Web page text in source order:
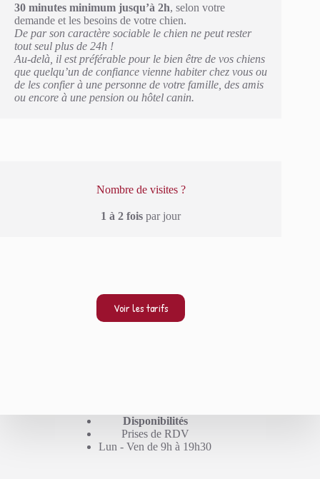
30 minutes minimum jusqu’à 2h, selon votre
demande et les besoins de votre chien.
De par son caractère sociable le chien ne peut rester
tout seul plus de 24h !
Au-delà, il est préférable pour le bien être de vos chiens
que quelqu’un de confiance vienne habiter chez vous ou
de les confier à une personne de votre famille, des amis
ou encore à une pension ou hôtel canin.
Nombre de visites ?
1 à 2 fois par jour
Voir les tarifs
Disponibilités
Prises de RDV
Lun - Ven de 9h à 19h30